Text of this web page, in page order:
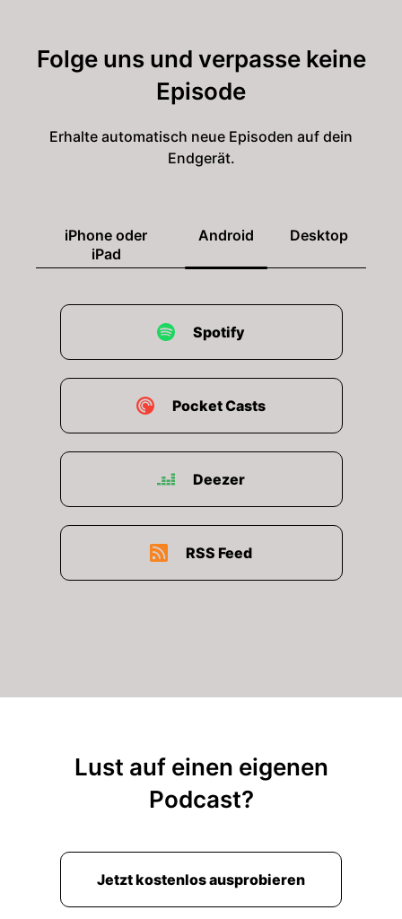
Folge uns und verpasse keine
Episode
Erhalte automatisch neue Episoden auf dein
Endgerät.
iPhone oder
iPad
Android Desktop
Spotify
Pocket Casts
Deezer
RSS Feed
Lust auf einen eigenen
Podcast?
Jetzt kostenlos ausprobieren